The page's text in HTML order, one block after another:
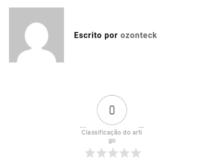
Escrito por ozonteck
0
Classificação do arti
go